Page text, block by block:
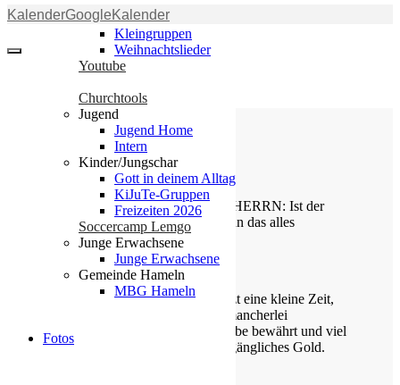
Gemeinde
Kleingruppen
Weihnachtslieder
Youtube
Churchtools
Jugend
Jugend Home
Intern
Kinder/Jungschar
Gott in deinem Alltag
KiJuTe-Gruppen
Freizeiten 2026
Soccercamp Lemgo
Junge Erwachsene
Junge Erwachsene
Gemeinde Hameln
MBG Hameln
Fotos
KalenderGoogleKalender
Die Losung von heute
Gideon sprach zu dem Engel des HERRN: Ist der
HERR mit uns, warum ist uns dann das alles
widerfahren?
Richter 6,13
Ihr werdet euch freuen, die ihr jetzt eine kleine Zeit,
wenn es sein soll, traurig seid in mancherlei
Anfechtungen, auf dass euer Glaube bewährt und viel
kostbarer befunden werde als vergängliches Gold.